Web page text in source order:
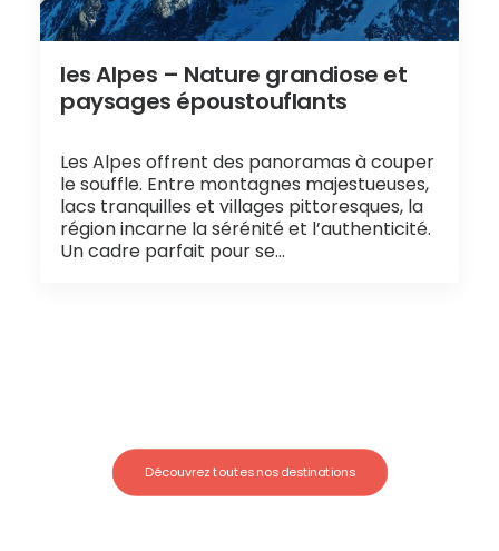
les Alpes – Nature grandiose et
paysages époustouflants
Les Alpes offrent des panoramas à couper
le souffle. Entre montagnes majestueuses,
lacs tranquilles et villages pittoresques, la
région incarne la sérénité et l’authenticité.
Un cadre parfait pour se…
Découvrez toutes nos destinations